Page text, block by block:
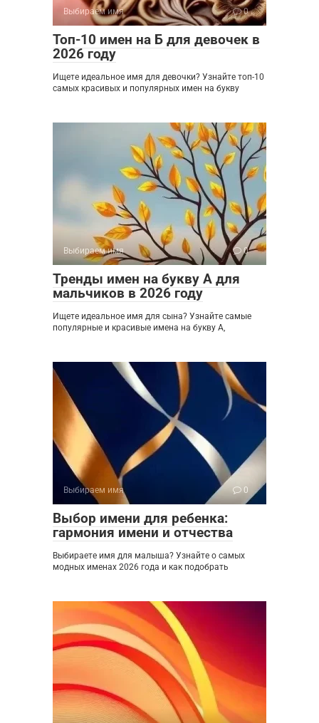
Выбираем имя 0
Топ-10 имен на Б для девочек в
2026 году
Ищете идеальное имя для девочки? Узнайте топ-10
самых красивых и популярных имен на букву
Выбираем имя 0
Тренды имен на букву А для
мальчиков в 2026 году
Ищете идеальное имя для сына? Узнайте самые
популярные и красивые имена на букву А,
Выбираем имя 0
Выбор имени для ребенка:
гармония имени и отчества
Выбираете имя для малыша? Узнайте о самых
модных именах 2026 года и как подобрать